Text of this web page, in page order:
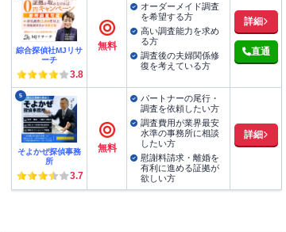
綜合探偵社MJリサ
ーチ
3.8
無料
オーダーメイド調査
を希望する方
高い調査能力を求め
る方
調査後の夫婦関係修
復を考えている方
詳細
直通
5
そよかぜ探偵事務
所
3.7
無料
パートナーの尾行・
調査を依頼したい方
調査費用が業界最安
水準の事務所に相談
したい方
慰謝料請求・離婚を
有利に進める証拠が
欲しい方
詳細